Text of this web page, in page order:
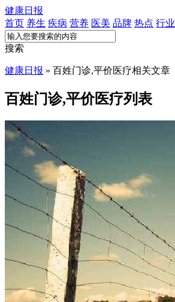
健康日报
首页 养生 疾病 营养 医美 品牌 热点 行业
搜索
健康日报 » 百姓门诊,平价医疗相关文章
百姓门诊,平价医疗列表